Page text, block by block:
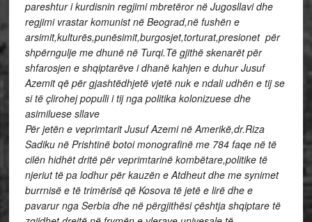
pareshtur i kurdisnin regjimi mbretëror në Jugosllavi dhe
regjimi vrastar komunist në Beograd,në fushën e
arsimit,kulturës,punësimit,burgosjet,torturat,presionet për
shpërngulje me dhunë në Turqi.Të gjithë skenarët për
shfarosjen e shqiptarëve i dhanë kahjen e duhur Jusuf
Azemit që për gjashtëdhjetë vjetë nuk e ndali udhën e tij se
si të çlirohej populli i tij nga politika kolonizuese dhe
asimiluese sllave
Për jetën e veprimtarit Jusuf Azemi në Amerikë,dr.Riza
Sadiku në Prishtinë botoi monografinë me 784 faqe në të
cilën hidhët dritë për veprimtarinë kombëtare,politike të
njeriut të pa lodhur për kauzën e Atdheut dhe me synimet
burrnisë e të trimërisë që Kosova të jetë e lirë dhe e
pavarur nga Serbia dhe në përgjithësi çështja shqiptare të